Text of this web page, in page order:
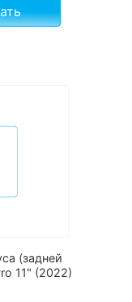
(задней
11" (2022)